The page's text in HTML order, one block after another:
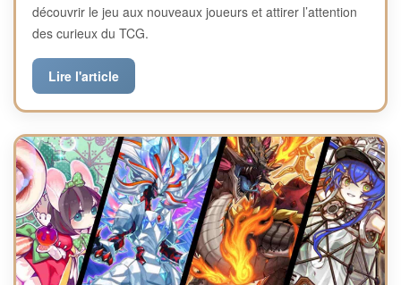
découvrir le jeu aux nouveaux joueurs et attirer l’attention
des curieux du TCG.
Lire l'article